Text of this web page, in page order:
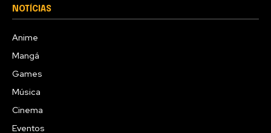
NOTÍCIAS
Anime
Mangá
Games
Música
Cinema
Eventos